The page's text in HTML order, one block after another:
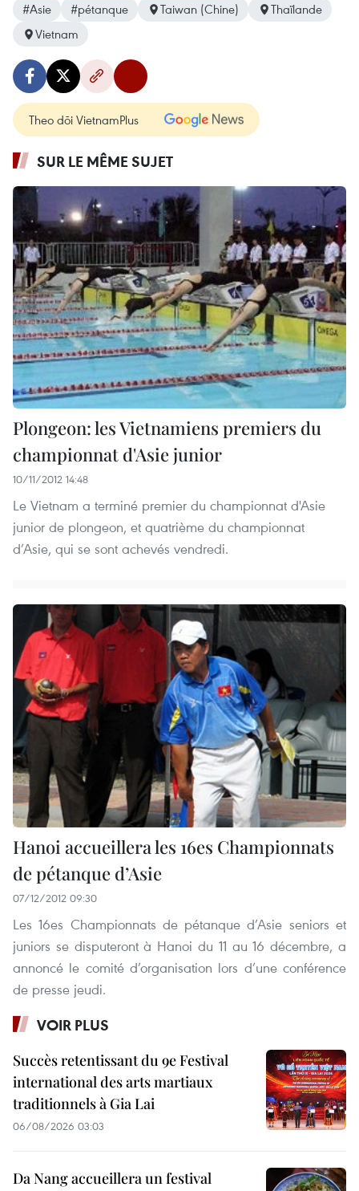
#Asie
#pétanque Taiwan (Chine)
Thaïlande
Vietnam
Theo dõi VietnamPlus
SUR LE MÊME SUJET
Plongeon: les Vietnamiens premiers du
championnat d'Asie junior
10/11/2012 14:48
Le Vietnam a terminé premier du championnat d'Asie
junior de plongeon, et quatrième du championnat
d’Asie, qui se sont achevés vendredi.
Hanoi accueillera les 16es Championnats
de pétanque d’Asie
07/12/2012 09:30
Les 16es Championnats de pétanque d’Asie seniors et
juniors se disputeront à Hanoi du 11 au 16 décembre, a
annoncé le comité d’organisation lors d’une conférence
de presse jeudi.
VOIR PLUS
Succès retentissant du 9e Festival
international des arts martiaux
traditionnels à Gia Lai
06/08/2026 03:03
Da Nang accueillera un festival